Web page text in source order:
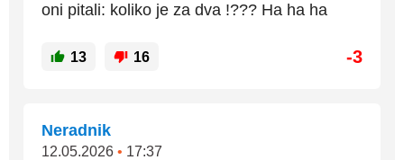
oni pitali: koliko je za dva !??? Ha ha ha
13 16 -3
Neradnik
12.05.2026 • 17:37